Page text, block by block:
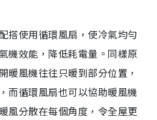
搭使用循環風扇，使冷氣均勻
機效能，降低耗電量。同樣原
暖風機往往只暖到部分位置，
而循環風扇也可以協助暖風機
風分散在每個角度，令全屋更